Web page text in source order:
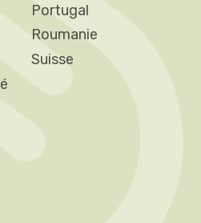
Portugal
Roumanie
Suisse